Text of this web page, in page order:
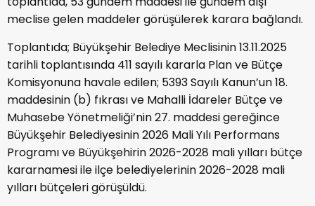
meclise gelen maddeler görüşülerek karara bağlandı.
Toplantıda; Büyükşehir Belediye Meclisinin 13.11.2025
tarihli toplantısında 411 sayılı kararla Plan ve Bütçe
Komisyonuna havale edilen; 5393 Sayılı Kanun’un 18.
maddesinin (b) fıkrası ve Mahalli İdareler Bütçe ve
Muhasebe Yönetmeliği’nin 27. maddesi gereğince
Büyükşehir Belediyesinin 2026 Mali Yılı Performans
Programı ve Büyükşehirin 2026-2028 mali yılları bütçe
kararnamesi ile ilçe belediyelerinin 2026-2028 mali
yılları bütçeleri görüşüldü.